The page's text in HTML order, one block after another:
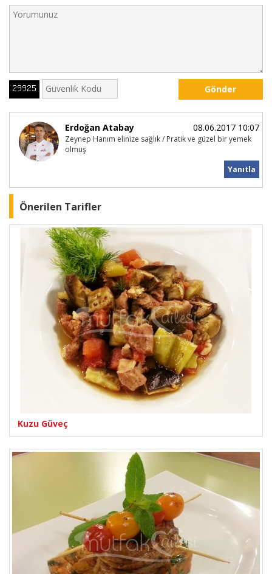
Gönder
Erdoğan Atabay 08.06.2017 10:07
Zeynep Hanım elinize sağlık / Pratik ve güzel bir yemek
olmuş
Yanıtla
Önerilen Tarifler
Kuzu Güveç